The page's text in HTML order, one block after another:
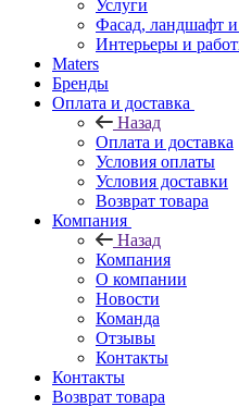
Услуги
Фасад, ландшафт и
Интерьеры и
Maters
Бренды
Оплата и доставка
Назад
Оплата и доставка
Условия оплаты
Условия доставки
Возврат товара
Компания
Назад
Компания
О компании
Новости
Команда
Отзывы
Контакты
Контакты
Возврат товара